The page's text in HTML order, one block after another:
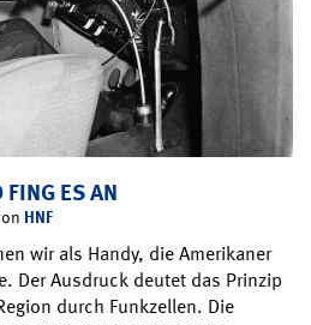
ES AN
HNF
wir als Handy, die Amerikaner
Der Ausdruck deutet das Prinzip
durch Funkzellen. Die